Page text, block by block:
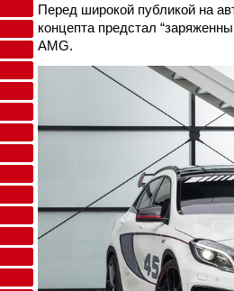
Перед широкой публикой на
концепта предстал
AMG.